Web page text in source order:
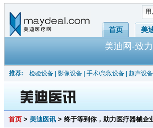
用
首页 美
美迪网-致
推荐: 检验设备 影像设备 手术/急救设备 超声设备
首页 > 美迪医讯 > 终于等到你，助力医疗器械企